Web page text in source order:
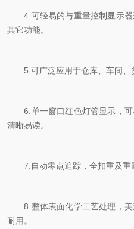
4.可轻易的与重量控制显示器
其它功能。
5.可广泛应用于仓库、车间、
6.单一窗口红色灯管显示，可
清晰易读。
7.自动零点追踪，全扣重及重
8.整体表面化学工艺处理，美
耐用。